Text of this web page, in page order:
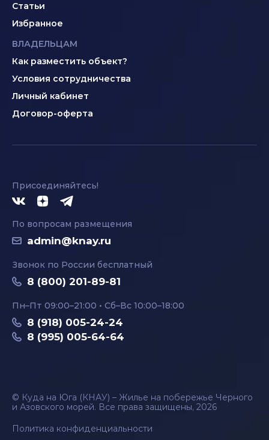
Статьи
Избранное
ВЛАДЕЛЬЦАМ
Как разместить объект?
Условия сотрудничества
Личный кабинет
Договор-оферта
Присоединяйтесь!
По вопросам размещения
admin@knay.ru
Звонок по России бесплатный
8 (800) 201-89-81
Пн–Пт 09:00–21:00 • Сб–Вс 10:00–18:00
8 (918) 005-24-24
8 (995) 005-64-64
© Куда на Юга (КНАУ) – Жилье на побережье Черного
и Азовского морей. Все права защищены, 2026
Политика конфиденциальности